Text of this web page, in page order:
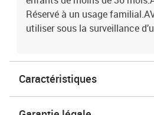
Réservé à un usage
utiliser sous la surveillance
Caractéristiques